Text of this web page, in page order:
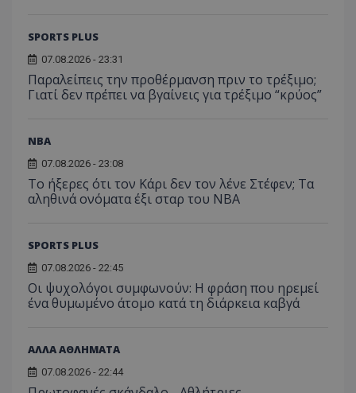
SPORTS PLUS
07.08.2026 - 23:31
Παραλείπεις την προθέρμανση πριν το τρέξιμο;
Γιατί δεν πρέπει να βγαίνεις για τρέξιμο “κρύος”
NBA
07.08.2026 - 23:08
Το ήξερες ότι τον Κάρι δεν τον λένε Στέφεν; Τα
αληθινά ονόματα έξι σταρ του NBA
SPORTS PLUS
07.08.2026 - 22:45
Οι ψυχολόγοι συμφωνούν: Η φράση που ηρεμεί
ένα θυμωμένο άτομο κατά τη διάρκεια καβγά
ΑΛΛΑ ΑΘΛΗΜΑΤΑ
07.08.2026 - 22:44